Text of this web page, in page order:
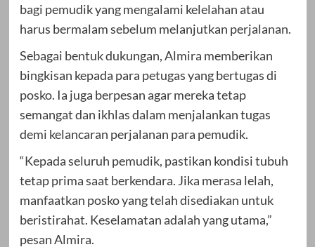
bagi pemudik yang mengalami kelelahan atau
harus bermalam sebelum melanjutkan perjalanan.
Sebagai bentuk dukungan, Almira memberikan
bingkisan kepada para petugas yang bertugas di
posko. Ia juga berpesan agar mereka tetap
semangat dan ikhlas dalam menjalankan tugas
demi kelancaran perjalanan para pemudik.
“Kepada seluruh pemudik, pastikan kondisi tubuh
tetap prima saat berkendara. Jika merasa lelah,
manfaatkan posko yang telah disediakan untuk
beristirahat. Keselamatan adalah yang utama,”
pesan Almira.